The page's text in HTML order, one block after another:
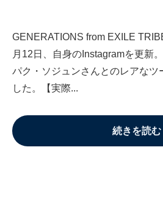
GENERATIONS from EXILE
月12日、自身のInstagramを更新
パク・ソジュンさんとのレアなツ
した。【実際...
続きを読む